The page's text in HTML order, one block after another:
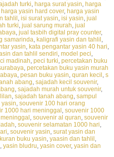
turki, harga surat yasin, harga
harga yasin hard cover, harga yasin
tahlil , isi surat yasin, isi yasin, jual
turki, jual sarung murah, jual
, jual tasbih digital pray counter,
samarinda, kaligrafi yasin dan tahlil ,
yasin, kata pengantar yasin 40 hari,
dan tahlil sendiri, model peci,
madinah, peci turki, percetakan buku
, percetakan buku yasin murah
, pesan buku yasin, quran kecil , s
abang, sajadah kecil souvenir,
, sajadah murah untuk souvenir,
, sajadah tanah abang, sampul
yasin, souvenir 100 hari orang
1000 hari meninggal , souvenir 1000
, souvenir al quran, souvenir
, souvenir selamatan 1000 hari,
, souvenir yasin, surat yasin dan
buku yasin, yaasin dan tahlil ,
, yasin bludru, yasin cover, yasin dan